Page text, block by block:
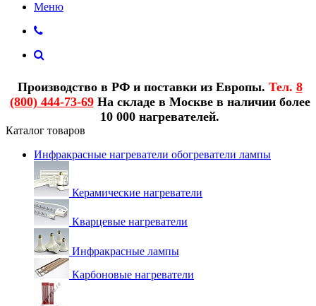
Меню
Производство в РФ и поставки из Европы. Тел. 8
(800) 444-73-69На складе в Москве в наличии более
10 000 нагревателей.
Каталог товаров
Инфракрасные нагреватели обогреватели лампы
Керамические нагреватели
Кварцевые нагреватели
Инфракрасные лампы
Карбоновые нагреватели